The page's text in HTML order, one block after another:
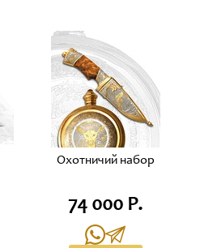
Охотничий набор
74 000 Р.